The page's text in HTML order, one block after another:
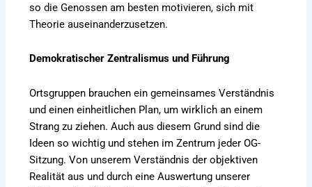
so die Genossen am besten motivieren, sich mit
Theorie auseinanderzusetzen.
Demokratischer Zentralismus und Führung
Ortsgruppen brauchen ein gemeinsames Verständnis
und einen einheitlichen Plan, um wirklich an einem
Strang zu ziehen. Auch aus diesem Grund sind die
Ideen so wichtig und stehen im Zentrum jeder OG-
Sitzung. Von unserem Verständnis der objektiven
Realität aus und durch eine Auswertung unserer